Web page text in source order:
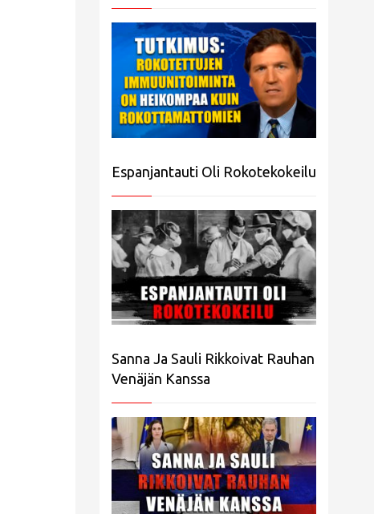
Espanjantauti Oli Rokotekokeilu
Sanna Ja Sauli Rikkoivat Rauhan
Venäjän Kanssa